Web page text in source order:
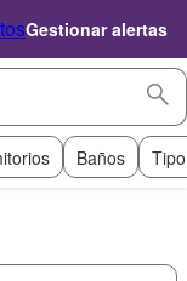
Gestionar alertas
Baños